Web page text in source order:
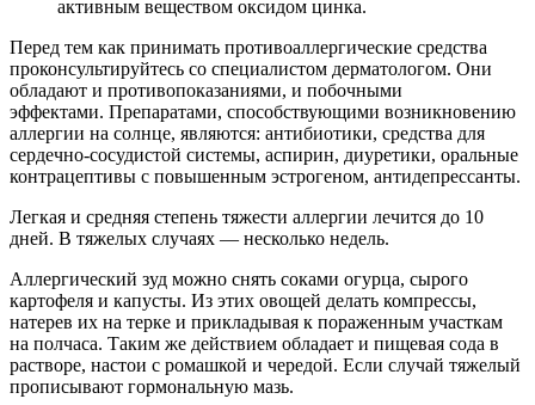
активным веществом оксидом цинка.
Перед тем как принимать противоаллергические средства
проконсультируйтесь со специалистом дерматологом. Они
обладают и противопоказаниями, и побочными
эффектами. Препаратами, способствующими возникновению
аллергии на солнце, являются: антибиотики, средства для
сердечно-сосудистой системы, аспирин, диуретики, оральные
контрацептивы с повышенным эстрогеном, антидепрессанты.
Легкая и средняя степень тяжести аллергии лечится до 10
дней. В тяжелых случаях — несколько недель.
Аллергический зуд можно снять соками огурца, сырого
картофеля и капусты. Из этих овощей делать компрессы,
натерев их на терке и прикладывая к пораженным участкам
на полчаса. Таким же действием обладает и пищевая сода в
растворе, настои с ромашкой и чередой. Если случай тяжелый
прописывают гормональную мазь.